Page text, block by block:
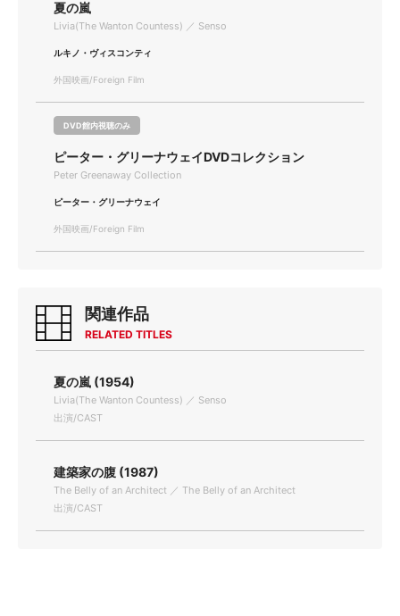
夏の嵐
Livia(The Wanton Countess) ／ Senso
ルキノ・ヴィスコンティ
外国映画/Foreign Film
DVD館内視聴のみ
ピーター・グリーナウェイDVDコレクション
Peter Greenaway Collection
ピーター・グリーナウェイ
外国映画/Foreign Film
関連作品
RELATED TITLES
夏の嵐 (1954)
Livia(The Wanton Countess) ／ Senso
出演/CAST
建築家の腹 (1987)
The Belly of an Architect ／ The Belly of an Architect
出演/CAST